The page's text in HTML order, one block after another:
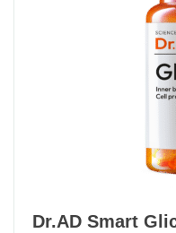
Dr.AD Smart